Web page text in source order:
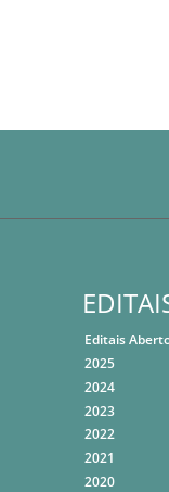
Editais
2025
2024
2023
2022
2021
2020